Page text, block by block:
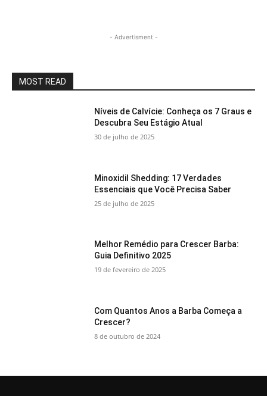
- Advertisment -
MOST READ
Níveis de Calvície: Conheça os 7 Graus e
Descubra Seu Estágio Atual
30 de julho de 2025
Minoxidil Shedding: 17 Verdades
Essenciais que Você Precisa Saber
25 de julho de 2025
Melhor Remédio para Crescer Barba:
Guia Definitivo 2025
19 de fevereiro de 2025
Com Quantos Anos a Barba Começa a
Crescer?
8 de outubro de 2024